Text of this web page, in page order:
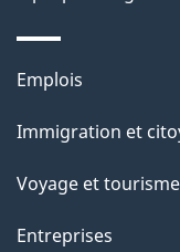
e
l
a
p
a
Thèmes
sujets
Emplois
Immigration et
Voyage et tourisme
Entreprises